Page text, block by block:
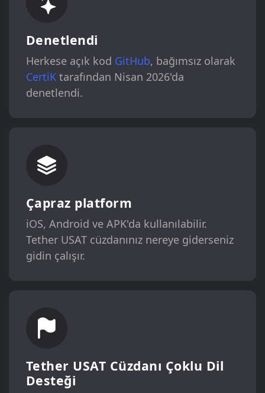
Denetlendi
Herkese açık kod GitHub, bağımsız olarak
CertiKtarafından Nisan 2026'da
denetlendi.
Çapraz platform
iOS, Android ve APK'da kullanılabilir.
Tether USAT cüzdanınız nereye giderseniz
gidin çalışır.
Tether USAT Cüzdanı Çoklu Dil
Desteği